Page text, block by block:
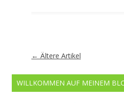
Artikel-
← Ältere Artikel
WILLKOMMEN AUF MEINEM